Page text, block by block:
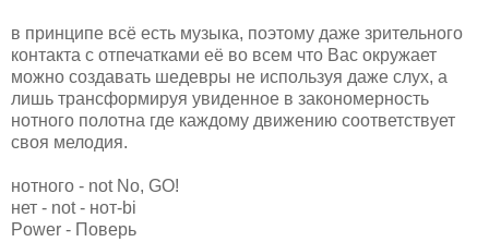
в принципе всё есть музыка, поэтому даже зрительного
контакта с отпечатками её во всем что Вас окружает
можно создавать шедевры не используя даже слух, а
лишь трансформируя увиденное в закономерность
нотного полотна где каждому движению соответствует
своя мелодия.
нотного - not No, GO!
нет - not - нот-bi
Power - Поверь